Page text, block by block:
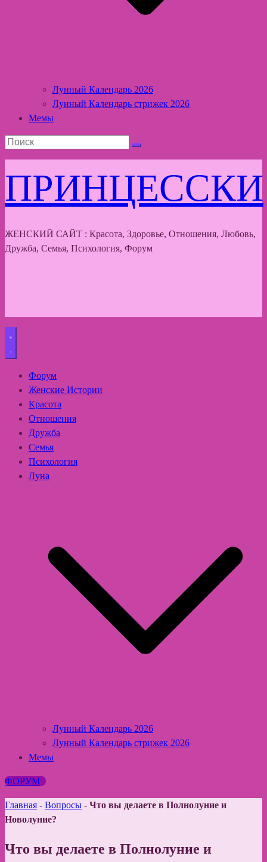
Лунный Календарь 2026
Лунный Календарь стрижек 2026
Мемы
ПРИНЦЕССКИ
ЖЕНСКИЙ САЙТ : Красота, Здоровье, Отношения, Любовь,
Дружба, Семья, Психология, Форум
Форум
Женские Истории
Красота
Отношения
Дружба
Семья
Психология
Луна
Лунный Календарь 2026
Лунный Календарь стрижек 2026
Мемы
ФОРУМ
Главная - Вопросы - Что вы делаете в Полнолуние и
Новолуние?
Что вы делаете в Полнолуние и